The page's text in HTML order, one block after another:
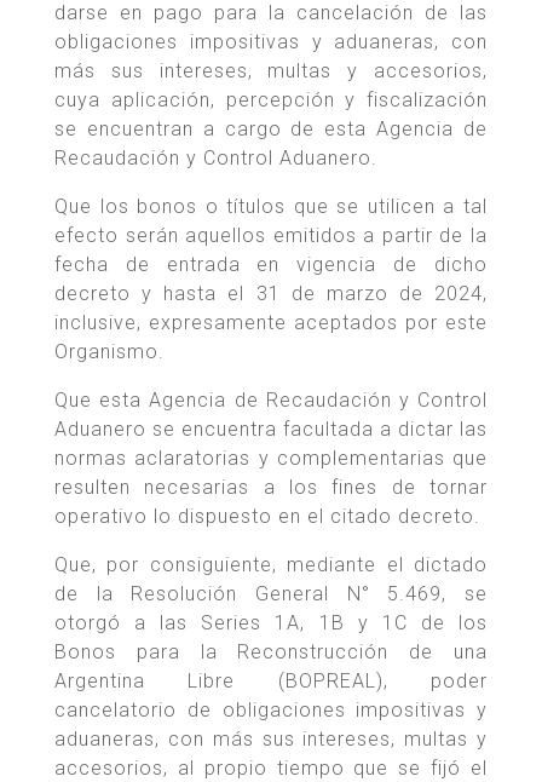
darse en pago para la cancelación de las
obligaciones impositivas y aduaneras, con
más sus intereses, multas y accesorios,
cuya aplicación, percepción y fiscalización
se encuentran a cargo de esta Agencia de
Recaudación y Control Aduanero.
Que los bonos o títulos que se utilicen a tal
efecto serán aquellos emitidos a partir de la
fecha de entrada en vigencia de dicho
decreto y hasta el 31 de marzo de 2024,
inclusive, expresamente aceptados por este
Organismo.
Que esta Agencia de Recaudación y Control
Aduanero se encuentra facultada a dictar las
normas aclaratorias y complementarias que
resulten necesarias a los fines de tornar
operativo lo dispuesto en el citado decreto.
Que, por consiguiente, mediante el dictado
de la Resolución General N° 5.469, se
otorgó a las Series 1A, 1B y 1C de los
Bonos para la Reconstrucción de una
Argentina Libre (BOPREAL), poder
cancelatorio de obligaciones impositivas y
aduaneras, con más sus intereses, multas y
accesorios, al propio tiempo que se fijó el